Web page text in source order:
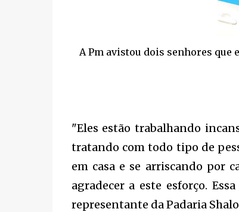
A Pm avistou dois senhores que
"Eles estão trabalhando
tratando com todo tipo de
em casa e se arriscando por
agradecer a este esforço.
representante da Padaria